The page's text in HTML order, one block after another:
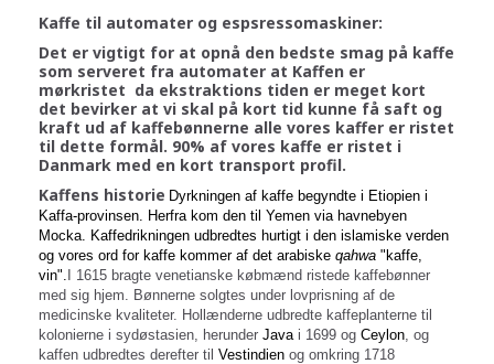
Kaffe til automater og espsressomaskiner:
Det er vigtigt for at opnå den bedste smag på kaffe
som serveret fra automater at Kaffen er
mørkristet da ekstraktions tiden er meget kort
det bevirker at vi skal på kort tid kunne få saft og
kraft ud af kaffebønnerne alle vores kaffer er ristet
til dette formål. 90% af vores kaffe er ristet i
Danmark med en kort transport profil.
Kaffens historie Dyrkningen af kaffe begyndte i Etiopien i
Kaffa-provinsen. Herfra kom den til Yemen via havnebyen
Mocka. Kaffedrikningen udbredtes hurtigt i den islamiske verden
og vores ord for kaffe kommer af det arabiske qahwa "kaffe,
vin". I 1615 bragte venetianske købmænd ristede kaffebønner
med sig hjem. Bønnerne solgtes under lovprisning af de
medicinske kvaliteter. Hollænderne udbredte kaffeplanterne til
kolonierne i sydøstasien, herunder Java i 1699 og Ceylon , og
kaffen udbredtes derefter til Vestindien og omkring 1718